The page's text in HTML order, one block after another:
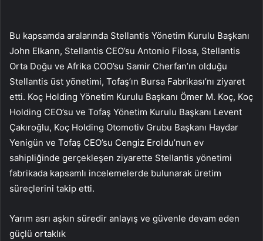
Bu kapsamda aralarında Stellantis Yönetim Kurulu Başkanı
John Elkann, Stellantis CEO’su Antonio Filosa, Stellantis
Orta Doğu ve Afrika COO’su Samir Cherfan’ın olduğu
Stellantis üst yönetimi, Tofaş’ın Bursa Fabrikası’nı ziyaret
etti. Koç Holding Yönetim Kurulu Başkanı Ömer M. Koç, Koç
Holding CEO’su ve Tofaş Yönetim Kurulu Başkanı Levent
Çakıroğlu, Koç Holding Otomotiv Grubu Başkanı Haydar
Yenigün ve Tofaş CEO’su Cengiz Eroldu’nun ev
sahipliğinde gerçekleşen ziyarette Stellantis yönetimi
fabrikada kapsamlı incelemelerde bulunarak üretim
süreçlerini takip etti.
Yarım asrı aşkın süredir anlayış ve güvenle devam eden
güçlü ortaklık